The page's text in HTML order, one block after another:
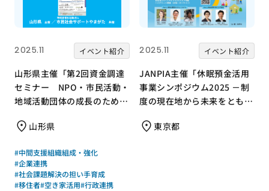
2025.11 イベント紹介
山形県主催「第2回資金調達
セミナー NPO・市民活動・
地域活動団体の成長のための
山形県
#中間支援組織組成・強化
#企業連携
#社会課題解決の担い手育成
#移住者#空き家活用#行政連携
2025.11 イベント紹介
JANPIA主催「休眠預金活用
事業シンポジウム2025 －制
度の現在地から未来をともに
東京都